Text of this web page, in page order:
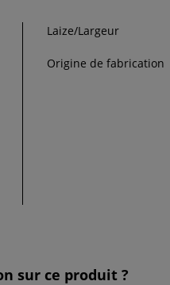
Laize/Largeur
Origine de fabrication
sur ce produit ?